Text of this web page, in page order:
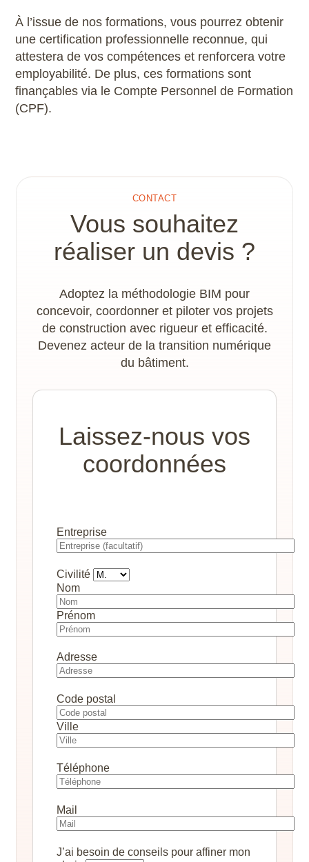
À l’issue de nos formations, vous pourrez obtenir
une certification professionnelle reconnue, qui
attestera de vos compétences et renforcera votre
employabilité. De plus, ces formations sont
finançables via le Compte Personnel de Formation
(CPF).
CONTACT
Vous souhaitez
réaliser un devis ?
Adoptez la méthodologie BIM pour
concevoir, coordonner et piloter vos projets
de construction avec rigueur et efficacité.
Devenez acteur de la transition numérique
du bâtiment.
Laissez-nous vos
coordonnées
Entreprise
Civilité
Nom
Prénom
Adresse
Code postal
Ville
Téléphone
Mail
J’ai besoin de conseils pour affiner mon